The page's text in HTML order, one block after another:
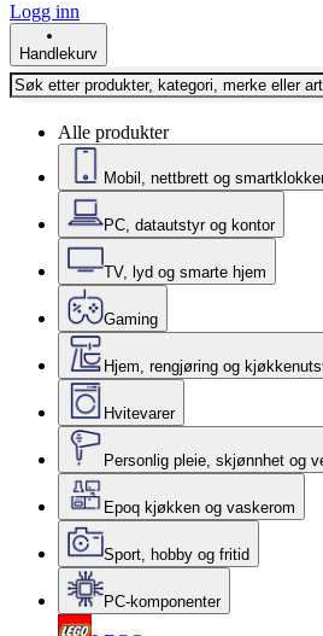
Logg inn
Handlekurv
Alle produkter
Mobil, nettbrett og
PC, datautstyr og kontor
TV, lyd og smarte hjem
Gaming
Hjem, rengjøring og
Hvitevarer
Personlig pleie, skjønnhet og
Epoq kjøkken og vaskerom
Sport, hobby og fritid
PC-komponenter